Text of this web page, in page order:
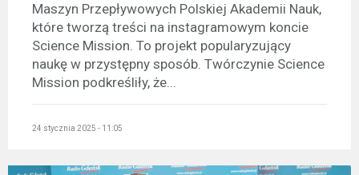
Maszyn Przepływowych Polskiej Akademii Nauk,
które tworzą treści na instagramowym koncie
Science Mission. To projekt popularyzujący
naukę w przystępny sposób. Twórczynie Science
Mission podkreśliły, że...
24 stycznia 2025 - 11:05